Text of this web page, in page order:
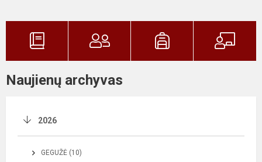
Naujienų archyvas
2026
GEGUŽĖ (10)